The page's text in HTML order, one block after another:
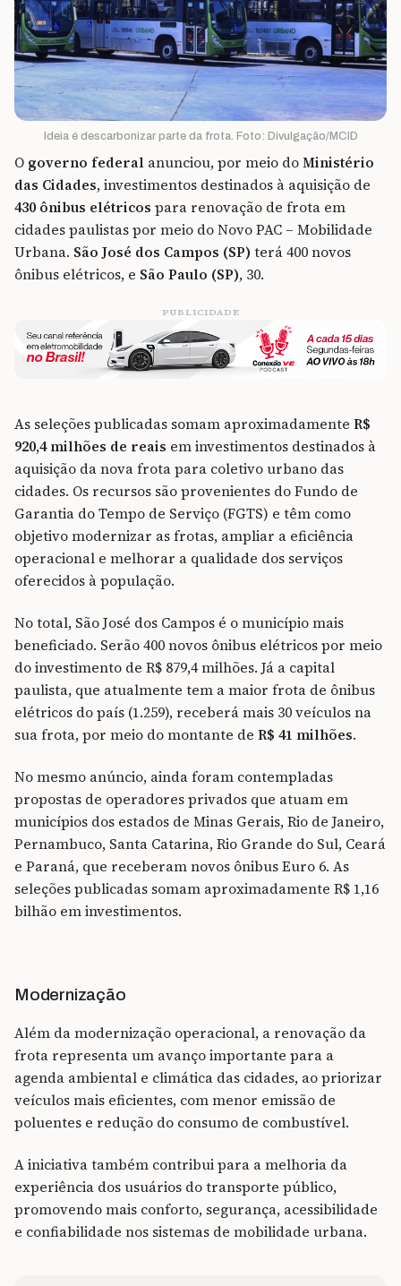
Ideia é descarbonizar parte da frota. Foto: Divulgação/MCID
O governo federal anunciou, por meio doMinistério
das Cidades, investimentos destinados à aquisição de
430 ônibus elétricos para renovação de frota em
cidades paulistas por meio do Novo PAC – Mobilidade
Urbana. São José dos Campos (SP) terá 400 novos
ônibus elétricos, e São Paulo (SP), 30.
PUBLICIDADE
As seleções publicadas somam aproximadamente R$
920,4 milhões de reais em investimentos destinados à
aquisição da nova frota para coletivo urbano das
cidades. Os recursos são provenientes do Fundo de
Garantia do Tempo de Serviço (FGTS) e têm como
objetivo modernizar as frotas, ampliar a eficiência
operacional e melhorar a qualidade dos serviços
oferecidos à população.
No total, São José dos Campos é o município mais
beneficiado. Serão 400 novos ônibus elétricos por meio
do investimento de R$ 879,4 milhões. Já a capital
paulista, que atualmente tem a maior frota de ônibus
elétricos do país (1.259), receberá mais 30 veículos na
sua frota, por meio do montante de R$ 41 milhões.
No mesmo anúncio, ainda foram contempladas
propostas de operadores privados que atuam em
municípios dos estados de Minas Gerais, Rio de Janeiro,
Pernambuco, Santa Catarina, Rio Grande do Sul, Ceará
e Paraná, que receberam novos ônibus Euro 6. As
seleções publicadas somam aproximadamente R$ 1,16
bilhão em investimentos.
Modernização
Além da modernização operacional, a renovação da
frota representa um avanço importante para a
agenda ambiental e climática das cidades, ao priorizar
veículos mais eficientes, com menor emissão de
poluentes e redução do consumo de combustível.
A iniciativa também contribui para a melhoria da
experiência dos usuários do transporte público,
promovendo mais conforto, segurança, acessibilidade
e confiabilidade nos sistemas de mobilidade urbana.